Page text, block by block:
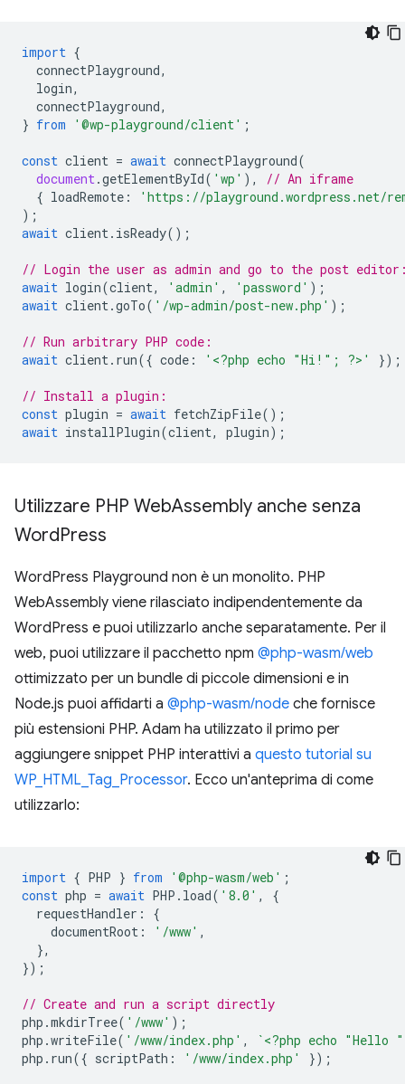
import {
connectPlayground,
login,
connectPlayground,
} from '@wp-playground/client' ;
const client = await connectPlayground(
document .getElementById( 'wp' ),
// An iframe
{ loadRemote :
'https://playground.wordpress.net/
);
await client . isReady();
// Login the user as admin and go to the post
await login(client, 'admin' , 'password' );
await client .goTo( '/wp-admin/post-new.php' );
// Run arbitrary PHP code:
await client . run({ code : '<?php echo "Hi!"; ?>' });
// Install a plugin:
const plugin = await fetchZipFile();
await installPlugin(client, plugin);
Utilizzare PHP WebAssembly anche senza
WordPress
WordPress Playground non è un monolito. PHP
WebAssembly viene rilasciato indipendentemente da
WordPress e puoi utilizzarlo anche separatamente. Per il
web, puoi utilizzare il pacchetto npm @php-wasm/web
ottimizzato per un bundle di piccole dimensioni e in
Node.js puoi affidarti a @php-wasm/node che fornisce
più estensioni PHP. Adam ha utilizzato il primo per
aggiungere snippet PHP interattivi a questo tutorial su
WP_HTML_Tag_Processor. Ecco un'anteprima di come
utilizzarlo:
import { PHP } from '@php-wasm/web' ;
const php = await PHP . load( '8.0' ,
{
requestHandler :
{
documentRoot : '/www' ,
},
});
// Create and run a script directly
php .mkdirTree( '/www' );
php .writeFile( '/www/index.php' ,
`<?php echo "Hello
php . run({ scriptPath : '/www/index.php' });